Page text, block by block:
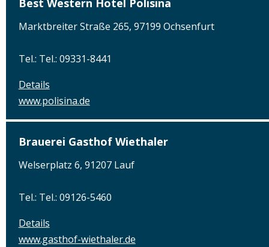
Marktbreiter Straße 265, 97199 Ochsenfurt
Tel.: Tel.: 09331-8441
Details
www.polisina.de
Brauerei Gasthof Wiethaler
Welserplatz 6, 91207 Lauf
Tel.: Tel.: 09126-5460
Details
www.gasthof-wiethaler.de